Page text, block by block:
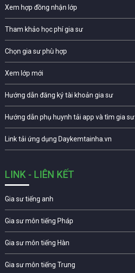
Xem hợp đồng nhận lớp
Tham khảo học phí gia sư
Chọn gia sư phù hợp
Xem lớp mới
Hướng dẫn đăng ký tài khoản gia sư
Hướng dẫn phụ huynh tải app và tìm gia sư
Link tải ứng dụng Daykemtainha.vn
LINK - LIÊN KẾT
Gia sư tiếng anh
Gia sư môn tiếng Pháp
Gia sư môn tiếng Hàn
Gia sư môn tiếng Trung